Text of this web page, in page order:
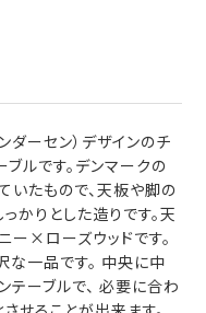
ーセン）デザインのチ
ルです。デンマークの
たもので、天板や脚の
かりとした造りです。天
ー×ローズウッドです。
な一品です。 中央に中
テーブルで、 必要に合わ